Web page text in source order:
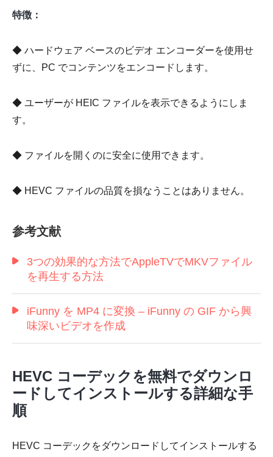
特徴：
◆ ハードウェア ベースのビデオ エンコーダーを使用せ
ずに、PC でコンテンツをエンコードします。
◆ ユーザーが HEIC ファイルを表示できるようにしま
す。
◆ ファイルを開くのに安全に使用できます。
◆ HEVC ファイルの品質を損なうことはありません。
参考文献
3つの効果的な方法でAppleTVでMKVファイル
を再生する方法
iFunny を MP4 に変換 – iFunny の GIF から興
味深いビデオを作成
HEVC コーデックを無料でダウンロ
ードしてインストールする詳細な手
順
HEVC コーデックをダウンロードしてインストールする